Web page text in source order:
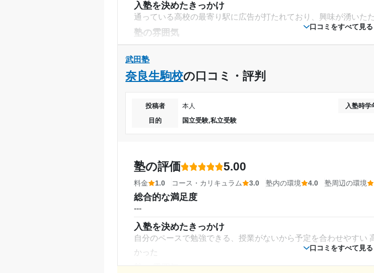
口コミをすべて見る
入塾を決めたきっかけ
通っている高校の最寄り駅に広告が打たれており、興味が湧いた
塾の雰囲気
料金
邪魔されない自習場所を確保できるという点で通ってよかったと
塾周辺の環境
甲子園駅の近くにあることから、それなりに都会だった。三ノ宮
ッピングセンターもある。
授業以外のサポート
自習がメインのため手厚いサポートだった印象は無い。良くも悪
利用詳細
通塾期間 2021年8月〜2023年3月(1年
口コミをすべて見る
武田塾
奈良生駒校の口コミ・評判
投稿者 本人 入塾時学
目的
国立受験,私立受験
塾の評価 5.00
料金 1.0 コース・カリキュラム 3.0 塾内の環境 4.0 塾周辺の環境
総合的な満足度
---
入塾を決めたきっかけ
自分のペースで勉強できる、授業がないから予定を合わせやすい
かった